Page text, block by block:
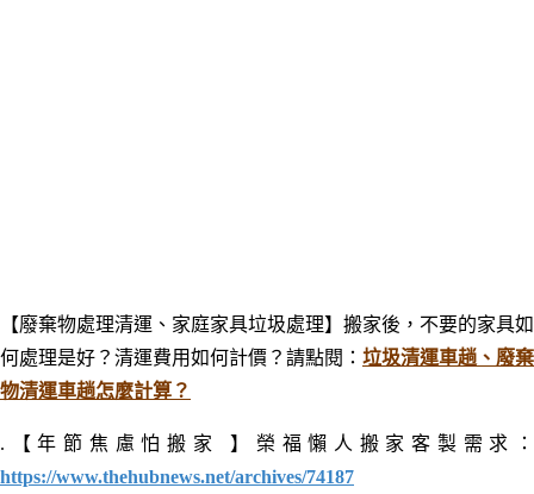
【廢棄物處理清運、家庭家具垃圾處理】搬家後，不要的家具如
何處理是好？清運費用如何計價？ 請點閱： 垃圾清運車趟、廢棄
物清運車趟怎麼計算？
. 【年節焦慮怕搬家 】榮福懶人搬家客製需求：
https://www.thehubnews.net/archives/74187